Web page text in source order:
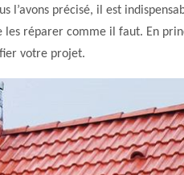
l’avons précisé, il est
réparer comme il faut. En
votre projet.